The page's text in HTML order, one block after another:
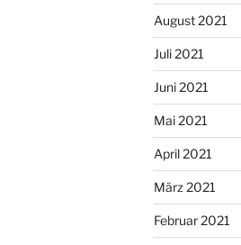
August 2021
Juli 2021
Juni 2021
Mai 2021
April 2021
März 2021
Februar 2021